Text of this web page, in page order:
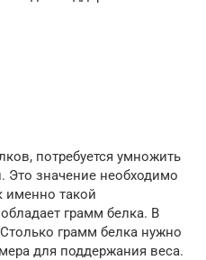
потребуется умножить
Это значение необходимо
именно такой
грамм белка. В
Столько грамм белка нужно
для поддержания веса.